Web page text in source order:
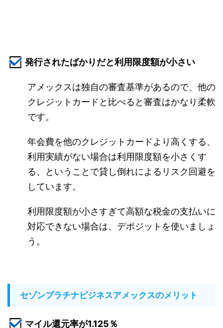
発行されたばかりだと利用限度額が小さい
アメックスは独自の審査基準があるので、他の
クレジットカードと比べると審査はかなり柔軟
です。
年会費を他のクレジットカードより高くする、
利用実績がない場合は利用限度額を小さくす
る、ということで貸し倒れによるリスク回避を
しています。
利用限度額が小さすぎて高額な税金の支払いに
対応できない場合は、デポジットを使いましょ
う。
セゾンプラチナビジネスアメックスのメリット
マイル還元率が1.125％